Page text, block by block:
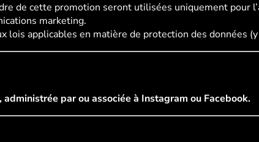
de cette promotion seront utilisées uniquement pour
marketing.
lois applicables en matière de protection des données
par ou associée à Instagram ou Facebook.